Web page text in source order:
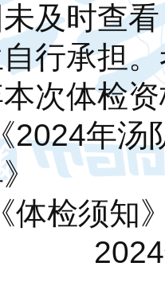
及时查
行承担
次体检
2024年汤
体检须知